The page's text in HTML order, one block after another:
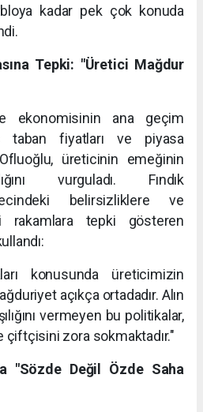
kadar pek çok konuda
Tepki: "Üretici Mağdur
ekonomisinin ana geçim
taban fiyatları ve piyasa
üreticinin emeğinin
vurguladı. Fındık
belirsizliklere ve
rakamlara tepki gösteren
konusunda üreticimizin
açıkça ortadadır. Alın
vermeyen bu politikalar,
çiftçisini zora sokmaktadır."
"Sözde Değil Özde Saha